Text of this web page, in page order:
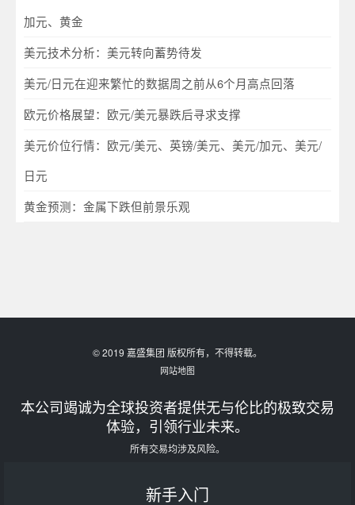
加元、黄金
美元技术分析：美元转向蓄势待发
美元/日元在迎来繁忙的数据周之前从6个月高点回落
欧元价格展望：欧元/美元暴跌后寻求支撑
美元价位行情：欧元/美元、英镑/美元、美元/加元、美元/
日元
黄金预测：金属下跌但前景乐观
© 2019 嘉盛集团 版权所有，不得转载。
网站地图
本公司竭诚为全球投资者提供无与伦比的极致交易
体验，引领行业未来。
所有交易均涉及风险。
新手入门